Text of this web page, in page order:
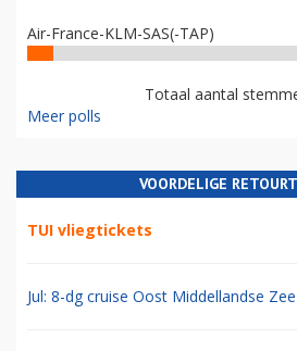
Air-France-KLM-SAS(-TAP)
Totaal aantal
Meer polls
VOORDELIGE
TUI vliegtickets
Jul: 8-dg cruise Oost Middellandse